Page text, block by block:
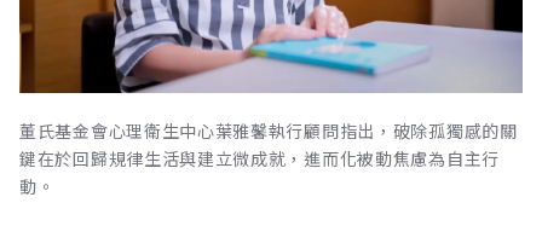
董氏基金會心理衛生中心葉雅馨執行顧問指出，破除孤獨感的關
鍵在於回歸規律生活與建立微成就，進而化被動焦慮為自主行
動。